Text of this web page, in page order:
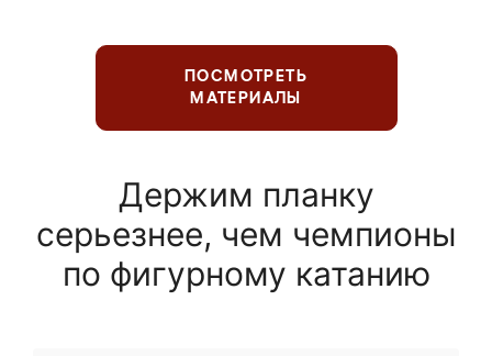
ПОСМОТРЕТЬ
МАТЕРИАЛЫ
Держим планку
серьезнее, чем чемпионы
по фигурному катанию